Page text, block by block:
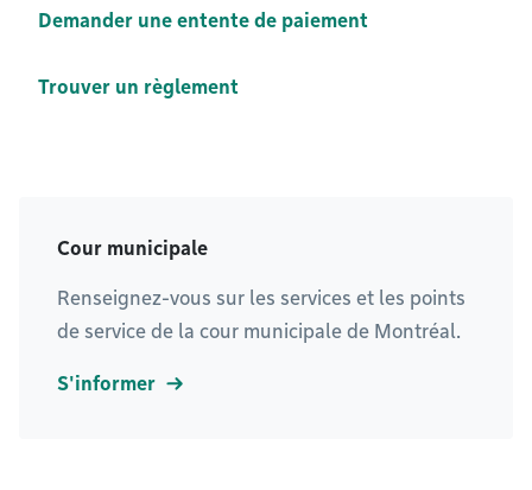
Demander une entente de paiement
Trouver un règlement
Cour municipale
Renseignez-vous sur les services et les points
de service de la cour municipale de Montréal.
S'informer